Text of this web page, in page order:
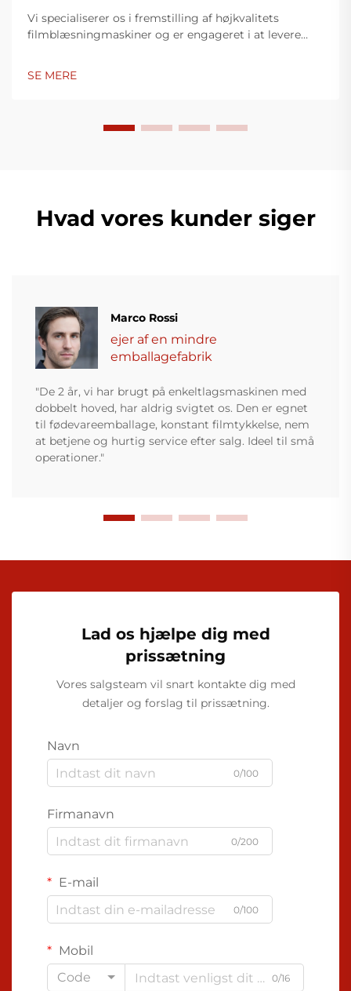
Vi specialiserer os i fremstilling af højkvalitets
filmblæsningmaskiner og er engageret i at levere
teknologi, er højtydende, energieffektive og stabile,
SE MERE
Hvad vores kunder siger
Marco Rossi
ejer af en mindre
emballagefabrik
"De 2 år, vi har brugt på enkeltlagsmaskinen med
dobbelt hoved, har aldrig svigtet os. Den er egnet
til fødevareemballage, konstant filmtykkelse, nem
at betjene og hurtig service efter salg. Ideel til små
operationer."
Lad os hjælpe dig med
prissætning
Vores salgsteam vil snart kontakte dig med
detaljer og forslag til prissætning.
Navn
0/100
Firmanavn
0/200
E-mail
0/100
Mobil
Code
0/16